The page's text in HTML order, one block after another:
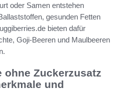
oder Samen entstehen
gesunden Fetten
bieten dafür
Goji-Beeren und Maulbeeren
ohne Zuckerzusatz
und